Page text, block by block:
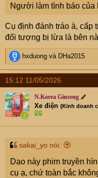
Người làm tình báo của
Cụ định đánh tráo à, cấp
đối tượng bị lừa là bên
R
e
a
c
t
i
o
n
s
hxduong và DHa2015
15:12 11/05/2026
N.Korea Ginseng
Xe điện {Kinh doanh
sakai_yo nói:
Dạo này phim truyền
cụ ạ, chứ toàn bắc